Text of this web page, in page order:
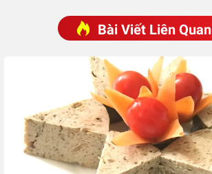
Bài Viết Liên Quan